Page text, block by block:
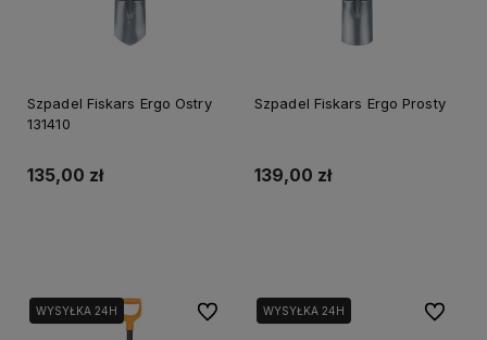
Szpadel Fiskars Ergo Ostry
131410
135,00 zł
Szpadel Fiskars Ergo Prosty
139,00 zł
WYSYŁKA 24H Do ulubionychWYSYŁKA 24H Do